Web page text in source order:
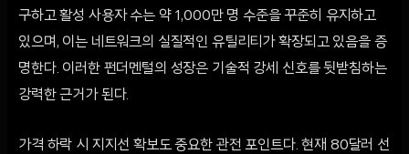
구하고 활성 사용자 수는 약 1,000만 명 수준을 꾸준히 유지하고
있으며, 이는 네트워크의 실질적인 유틸리티가 확장되고 있음을 증
명한다. 이러한 펀더멘털의 성장은 기술적 강세 신호를 뒷받침하는
강력한 근거가 된다.
가격 하락 시 지지선 확보도 중요한 관전 포인트다. 현재 80달러 선